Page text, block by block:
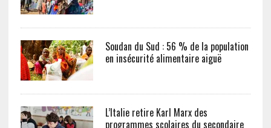
Soudan du Sud : 56 % de la population
en insécurité alimentaire aiguë
L’Italie retire Karl Marx des
programmes scolaires du secondaire